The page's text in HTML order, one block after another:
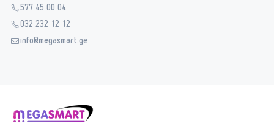
577 45 00 04
032 232 12 12
info@megasmart.ge